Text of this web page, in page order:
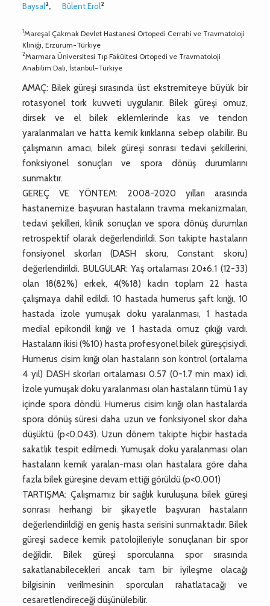
Baysal2, Bülent Erol2
1Mareşal Çakmak Devlet Hastanesi Ortopedi Cerrahi ve Travmatoloji
Kliniği, Erzurum-Türkiye
2Marmara Üniversitesi Tıp Fakültesi Ortopedi ve Travmatoloji
Anabilim Dalı, İstanbul-Türkiye
AMAÇ: Bilek güreşi sırasında üst ekstremiteye büyük bir
rotasyonel tork kuvveti uygulanır. Bilek güreşi omuz,
dirsek ve el bilek eklemlerinde kas ve tendon
yaralanmaları ve hatta kemik kırıklarına sebep olabilir. Bu
çalışmanın amacı, bilek güreşi sonrası tedavi şekillerini,
fonksiyonel sonuçları ve spora dönüş durumlarını
sunmaktır.
GEREÇ VE YÖNTEM: 2008-2020 yılları arasında
hastanemize başvuran hastaların travma mekanizmaları,
tedavi şekilleri, klinik sonuçları ve spora dönüş durumları
retrospektif olarak değerlendirildi. Son takipte hastaların
fonsiyonel skorları (DASH skoru, Constant skoru)
değerlendirildi. BULGULAR: Yaş ortalaması 20±6.1 (12-33)
olan 18(82%) erkek, 4(%18) kadın toplam 22 hasta
çalışmaya dahil edildi. 10 hastada humerus şaft kırığı, 10
hastada izole yumuşak doku yaralanması, 1 hastada
medial epikondil kırığı ve 1 hastada omuz çıkığı vardı.
Hastaların ikisi (%10) hasta profesyonel bilek güreşçisiydi.
Humerus cisim kırığı olan hastaların son kontrol (ortalama
4 yıl) DASH skorları ortalaması 0.57 (0-1.7 min max) idi.
İzole yumuşak doku yaralanması olan hastaların tümü 1 ay
içinde spora döndü. Humerus cisim kırığı olan hastalarda
spora dönüş süresi daha uzun ve fonksiyonel skor daha
düşüktü (p<0.043). Uzun dönem takipte hiçbir hastada
sakatlık tespit edilmedi. Yumuşak doku yaralanması olan
hastaların kemik yaralan-ması olan hastalara göre daha
fazla bilek güreşine devam ettiği görüldü (p<0.001)
TARTIŞMA: Çalışmamız bir sağlık kuruluşuna bilek güreşi
sonrası herhangi bir şikayetle başvuran hastaların
değerlendirildiği en geniş hasta serisini sunmaktadır. Bilek
güreşi sadece kemik patolojileriyle sonuçlanan bir spor
değildir. Bilek güreşi sporcularına spor sırasında
sakatlanabilecekleri ancak tam bir iyileşme olacağı
bilgisinin verilmesinin sporcuları rahatlatacağı ve
cesaretlendireceği düşünülebilir.